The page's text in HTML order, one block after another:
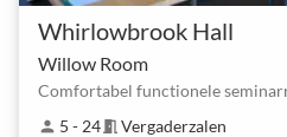
Whirlowbrook Hall
Willow Room
person 5 - 24meeting_room Vergaderzalen